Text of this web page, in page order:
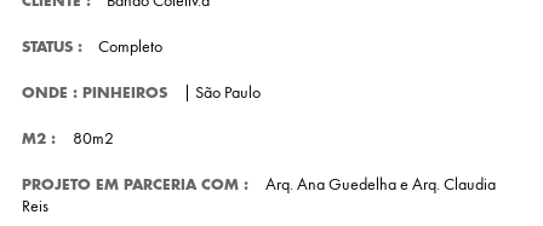
STATUS : Completo
ONDE : PINHEIROS | São Paulo
M2 : 80m2
PROJETO EM PARCERIA COM :
Arq. Ana Guedelha e Arq. Claudia
Reis